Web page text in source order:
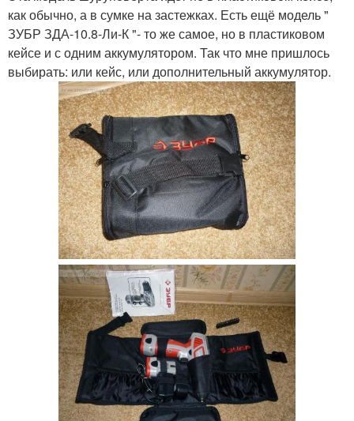
как обычно, а в сумке на застежках. Есть ещё модель "
ЗУБР ЗДА-10.8-Ли-К "- то же самое, но в пластиковом
кейсе и с одним аккумулятором. Так что мне пришлось
выбирать: или кейс, или дополнительный аккумулятор.